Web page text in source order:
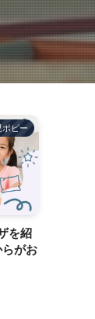
ポピー
を紹
がお